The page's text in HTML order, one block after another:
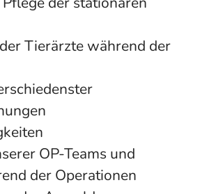
Tierärzte während der
OP-Teams und
der Operationen